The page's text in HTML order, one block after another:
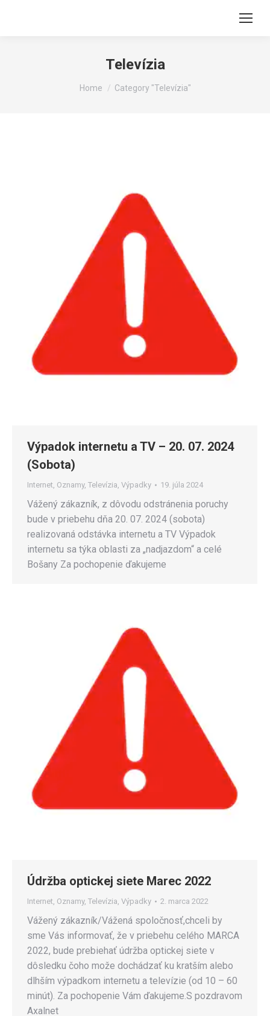
Televízia
You are here:
Home Category "Televízia"
Výpadok internetu a TV – 20. 07. 2024
(Sobota)
Internet, Oznamy, Televízia, Výpadky 19. júla 2024
Vážený zákazník, z dôvodu odstránenia poruchy
bude v priebehu dňa 20. 07. 2024 (sobota)
realizovaná odstávka internetu a TV Výpadok
internetu sa týka oblasti za „nadjazdom“ a celé
Bošany Za pochopenie ďakujeme
Údržba optickej siete Marec 2022
Internet, Oznamy, Televízia, Výpadky 2. marca 2022
Vážený zákazník/Vážená spoločnosť,chceli by
sme Vás informovať, že v priebehu celého MARCA
2022, bude prebiehať údržba optickej siete v
dôsledku čoho može dochádzať ku kratším alebo
dlhším výpadkom internetu a televízie (od 10 – 60
minút). Za pochopenie Vám ďakujeme.S pozdravom
Axalnet